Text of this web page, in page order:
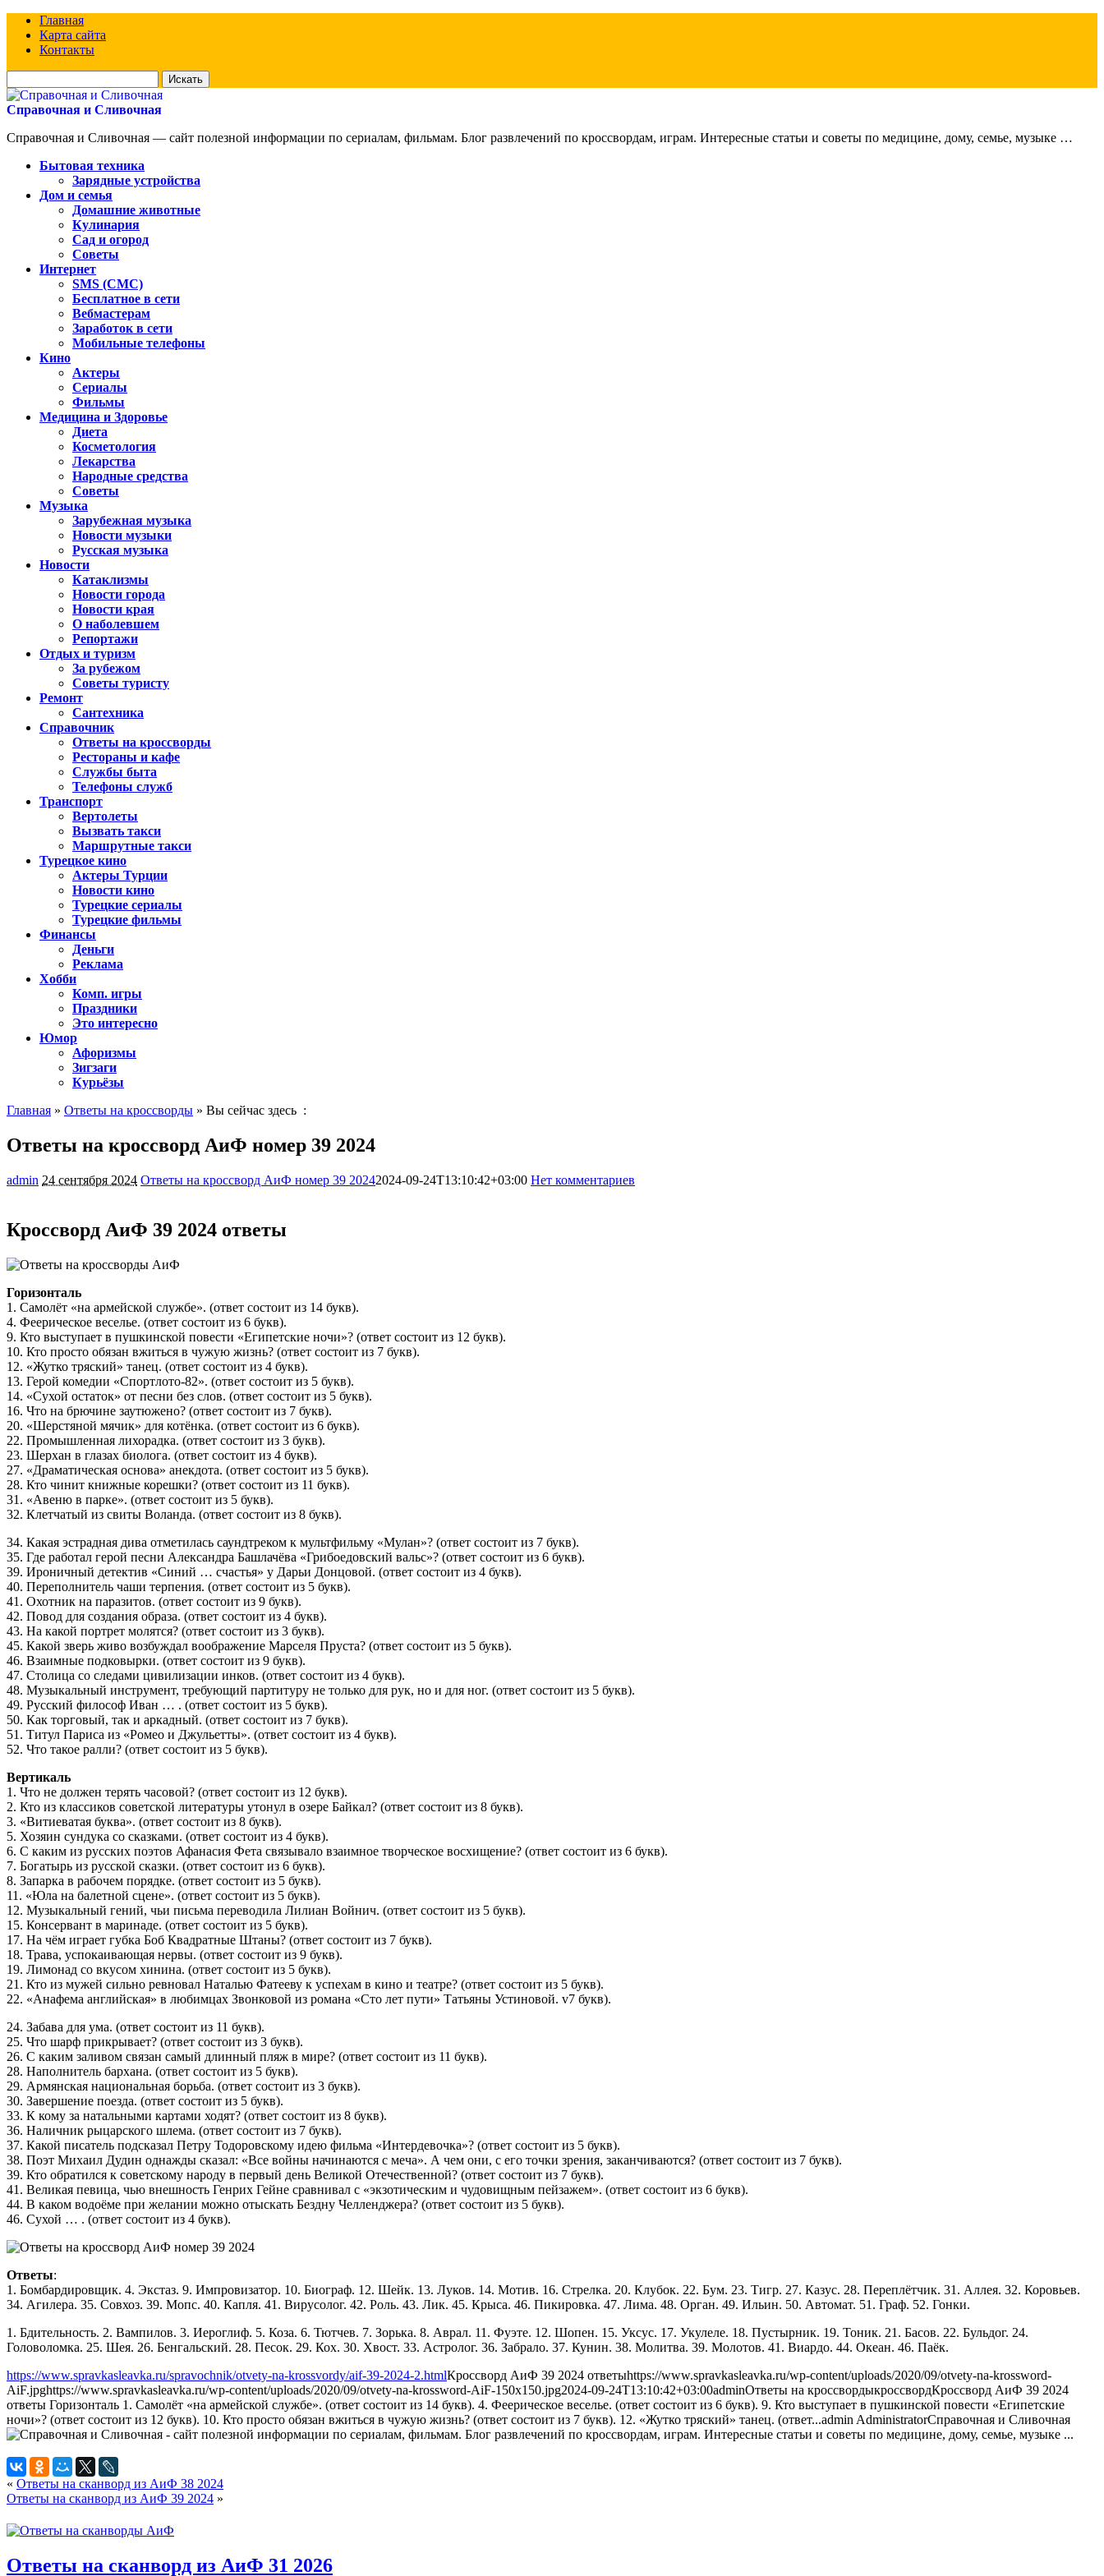
Главная
Карта сайта
Контакты
для:
Справочная и Сливочная
Справочная и Сливочная — сайт полезной информации по сериалам, фильмам. Блог развлечений по кроссвордам, играм. Интересные статьи и советы по медицине, дому, семье, музыке …
Бытовая техника
Зарядные устройства
Дом и семья
Домашние животные
Кулинария
Сад и огород
Советы
Интернет
SMS (СМС)
Бесплатное в сети
Вебмастерам
Заработок в сети
Мобильные телефоны
Кино
Актеры
Сериалы
Фильмы
Медицина и Здоровье
Диета
Косметология
Лекарства
Народные средства
Советы
Музыка
Зарубежная музыка
Новости музыки
Русская музыка
Новости
Катаклизмы
Новости города
Новости края
О наболевшем
Репортажи
Отдых и туризм
За рубежом
Советы туристу
Ремонт
Сантехника
Справочник
Ответы на кроссворды
Рестораны и кафе
Службы быта
Телефоны служб
Транспорт
Вертолеты
Вызвать такси
Маршрутные такси
Турецкое кино
Актеры Турции
Новости кино
Турецкие сериалы
Турецкие фильмы
Финансы
Деньги
Реклама
Хобби
Комп. игры
Праздники
Это интересно
Юмор
Афоризмы
Зигзаги
Курьёзы
Главная » Ответы на кроссворды » Вы сейчас здесь :
Ответы на кроссворд АиФ номер 39 2024
admin 24 сентября 2024 Ответы на кроссворд АиФ номер 39 20242024-09-24T13:10:42+03:00 Нет комментариев
Кроссворд АиФ 39 2024 ответы
Горизонталь
1. Самолёт «на армейской службе». (ответ состоит из 14 букв).
4. Феерическое веселье. (ответ состоит из 6 букв).
9. Кто выступает в пушкинской повести «Египетские ночи»? (ответ состоит из 12 букв).
10. Кто просто обязан вжиться в чужую жизнь? (ответ состоит из 7 букв).
12. «Жутко тряский» танец. (ответ состоит из 4 букв).
13. Герой комедии «Спортлото-82». (ответ состоит из 5 букв).
14. «Сухой остаток» от песни без слов. (ответ состоит из 5 букв).
16. Что на брючине заутюжено? (ответ состоит из 7 букв).
20. «Шерстяной мячик» для котёнка. (ответ состоит из 6 букв).
22. Промышленная лихорадка. (ответ состоит из 3 букв).
23. Шерхан в глазах биолога. (ответ состоит из 4 букв).
27. «Драматическая основа» анекдота. (ответ состоит из 5 букв).
28. Кто чинит книжные корешки? (ответ состоит из 11 букв).
31. «Авеню в парке». (ответ состоит из 5 букв).
32. Клетчатый из свиты Воланда. (ответ состоит из 8 букв).
34. Какая эстрадная дива отметилась саундтреком к мультфильму «Мулан»? (ответ состоит из 7 букв).
35. Где работал герой песни Александра Башлачёва «Грибоедовский вальс»? (ответ состоит из 6 букв).
39. Ироничный детектив «Синий … счастья» у Дарьи Донцовой. (ответ состоит из 4 букв).
40. Переполнитель чаши терпения. (ответ состоит из 5 букв).
41. Охотник на паразитов. (ответ состоит из 9 букв).
42. Повод для создания образа. (ответ состоит из 4 букв).
43. На какой портрет молятся? (ответ состоит из 3 букв).
45. Какой зверь живо возбуждал воображение Марселя Пруста? (ответ состоит из 5 букв).
46. Взаимные подковырки. (ответ состоит из 9 букв).
47. Столица со следами цивилизации инков. (ответ состоит из 4 букв).
48. Музыкальный инструмент, требующий партитуру не только для рук, но и для ног. (ответ состоит из 5 букв).
49. Русский философ Иван … . (ответ состоит из 5 букв).
50. Как торговый, так и аркадный. (ответ состоит из 7 букв).
51. Титул Париса из «Ромео и Джульетты». (ответ состоит из 4 букв).
52. Что такое ралли? (ответ состоит из 5 букв).
Вертикаль
1. Что не должен терять часовой? (ответ состоит из 12 букв).
2. Кто из классиков советской литературы утонул в озере Байкал? (ответ состоит из 8 букв).
3. «Витиеватая буква». (ответ состоит из 8 букв).
5. Хозяин сундука со сказками. (ответ состоит из 4 букв).
6. С каким из русских поэтов Афанасия Фета связывало взаимное творческое восхищение? (ответ состоит из 6 букв).
7. Богатырь из русской сказки. (ответ состоит из 6 букв).
8. Запарка в рабочем порядке. (ответ состоит из 5 букв).
11. «Юла на балетной сцене». (ответ состоит из 5 букв).
12. Музыкальный гений, чьи письма переводила Лилиан Войнич. (ответ состоит из 5 букв).
15. Консервант в маринаде. (ответ состоит из 5 букв).
17. На чём играет губка Боб Квадратные Штаны? (ответ состоит из 7 букв).
18. Трава, успокаивающая нервы. (ответ состоит из 9 букв).
19. Лимонад со вкусом хинина. (ответ состоит из 5 букв).
21. Кто из мужей сильно ревновал Наталью Фатееву к успехам в кино и театре? (ответ состоит из 5 букв).
22. «Анафема английская» в любимцах Звонковой из романа «Сто лет пути» Татьяны Устиновой. v7 букв).
24. Забава для ума. (ответ состоит из 11 букв).
25. Что шарф прикрывает? (ответ состоит из 3 букв).
26. С каким заливом связан самый длинный пляж в мире? (ответ состоит из 11 букв).
28. Наполнитель бархана. (ответ состоит из 5 букв).
29. Армянская национальная борьба. (ответ состоит из 3 букв).
30. Завершение поезда. (ответ состоит из 5 букв).
33. К кому за натальными картами ходят? (ответ состоит из 8 букв).
36. Наличник рыцарского шлема. (ответ состоит из 7 букв).
37. Какой писатель подсказал Петру Тодоровскому идею фильма «Интердевочка»? (ответ состоит из 5 букв).
38. Поэт Михаил Дудин однажды сказал: «Все войны начинаются с меча». А чем они, с его точки зрения, заканчиваются? (ответ состоит из 7 букв).
39. Кто обратился к советскому народу в первый день Великой Отечественной? (ответ состоит из 7 букв).
41. Великая певица, чью внешность Генрих Гейне сравнивал с «экзотическим и чудовищным пейзажем». (ответ состоит из 6 букв).
44. В каком водоёме при желании можно отыскать Бездну Челленджера? (ответ состоит из 5 букв).
46. Сухой … . (ответ состоит из 4 букв).
Ответы:
1. Бомбардировщик. 4. Экстаз. 9. Импровизатор. 10. Биограф. 12. Шейк. 13. Луков. 14. Мотив. 16. Стрелка. 20. Клубок. 22. Бум. 23. Тигр. 27. Казус. 28. Переплётчик. 31. Аллея. 32. Коровьев.
34. Агилера. 35. Совхоз. 39. Мопс. 40. Капля. 41. Вирусолог. 42. Роль. 43. Лик. 45. Крыса. 46. Пикировка. 47. Лима. 48. Орган. 49. Ильин. 50. Автомат. 51. Граф. 52. Гонки.
1. Бдительность. 2. Вампилов. 3. Иероглиф. 5. Коза. 6. Тютчев. 7. Зорька. 8. Аврал. 11. Фуэте. 12. Шопен. 15. Уксус. 17. Укулеле. 18. Пустырник. 19. Тоник. 21. Басов. 22. Бульдог. 24.
Головоломка. 25. Шея. 26. Бенгальский. 28. Песок. 29. Кох. 30. Хвост. 33. Астролог. 36. Забрало. 37. Кунин. 38. Молитва. 39. Молотов. 41. Виардо. 44. Океан. 46. Паёк.
https://www.spravkasleavka.ru/spravochnik/otvety-na-krossvordy/aif-39-2024-2.htmlКроссворд АиФ 39 2024 ответыhttps://www.spravkasleavka.ru/wp-content/uploads/2020/09/otvety-na-krossword-
AiF.jpghttps://www.spravkasleavka.ru/wp-content/uploads/2020/09/otvety-na-krossword-AiF-150x150.jpg2024-09-24T13:10:42+03:00adminОтветы на кроссвордыкроссвордКроссворд АиФ 39 2024
ответы Горизонталь 1. Самолёт «на армейской службе». (ответ состоит из 14 букв). 4. Феерическое веселье. (ответ состоит из 6 букв). 9. Кто выступает в пушкинской повести «Египетские
ночи»? (ответ состоит из 12 букв). 10. Кто просто обязан вжиться в чужую жизнь? (ответ состоит из 7 букв). 12. «Жутко тряский» танец. (ответ...admin AdministratorСправочная и Сливочная
« Ответы на сканворд из АиФ 38 2024
Ответы на сканворд из АиФ 39 2024 »
Ответы на сканворд из АиФ 31 2026